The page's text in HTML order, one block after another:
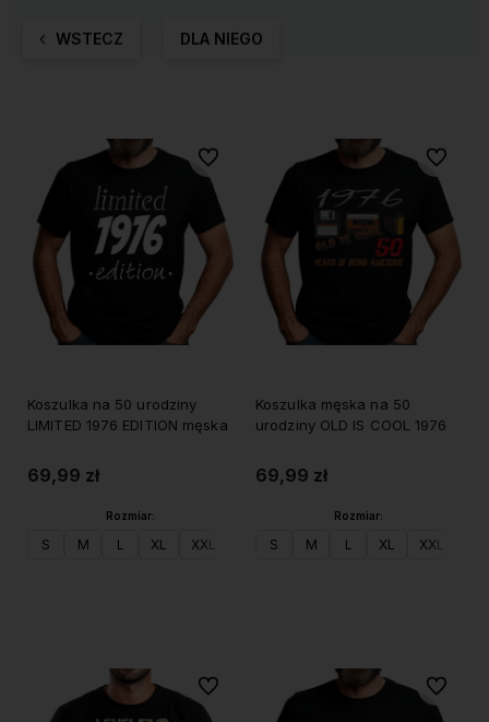
WSTECZ DLA NIEGO
Koszulka na 50 urodziny
LIMITED 1976 EDITION męska
69,99 zł
Rozmiar:
S M L XL XXL
Do ulubionych
Koszulka męska na 50
urodziny OLD IS COOL 1976
69,99 zł
Rozmiar:
S M L XL XXL
Do
Do ulubionych Do